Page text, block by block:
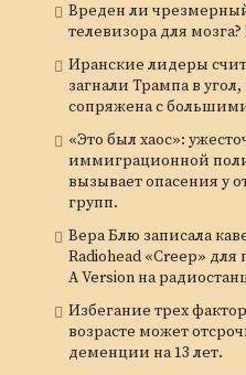
Вреден ли
телевизора для
Иранские лидеры
загнали Трампа в
сопряжена с
«Это был хаос»:
иммиграционной
вызывает опасения у
групп.
Вера Блю записала
Radiohead «Creep»
A Version на
Избегание трех
возрасте может
деменции на 13 лет.